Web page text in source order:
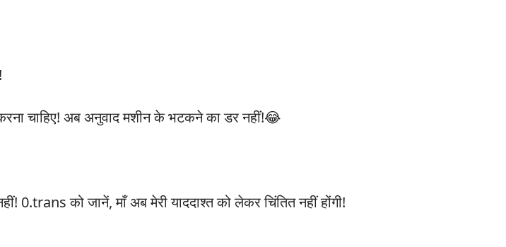
चाहिए! अब अनुवाद मशीन के भटकने का डर नहीं!😂
को जानें, माँ अब मेरी याददाश्त को लेकर चिंतित नहीं होंगी!